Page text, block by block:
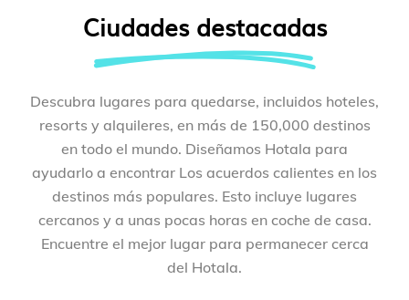
Ciudades destacadas
Descubra lugares para quedarse, incluidos hoteles,
resorts y alquileres, en más de 150,000 destinos
en todo el mundo. Diseñamos Hotala para
ayudarlo a encontrar Los acuerdos calientes en los
destinos más populares. Esto incluye lugares
cercanos y a unas pocas horas en coche de casa.
Encuentre el mejor lugar para permanecer cerca
del Hotala.